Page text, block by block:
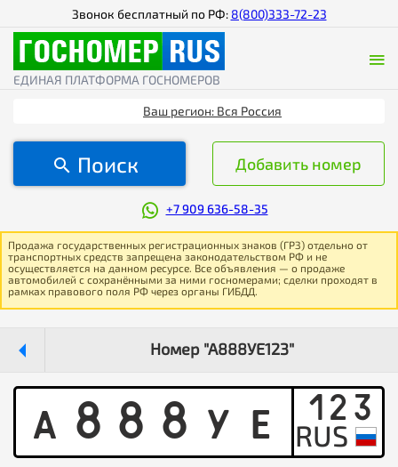
Звонок бесплатный по РФ: 8(800)333-72-23
ЕДИНАЯ ПЛАТФОРМА ГОСНОМЕРОВ
Ваш регион: Вся Россия
Поиск Добавить номер
+7 909 636-58-35
Продажа государственных регистрационных знаков (ГРЗ) отдельно от
транспортных средств запрещена законодательством РФ и не
осуществляется на данном ресурсе. Все объявления — о продаже
автомобилей с сохранёнными за ними госномерами; сделки проходят в
рамках правового поля РФ через органы ГИБДД.
Номер "А888УЕ123"
A 8 8 8 Y E 123